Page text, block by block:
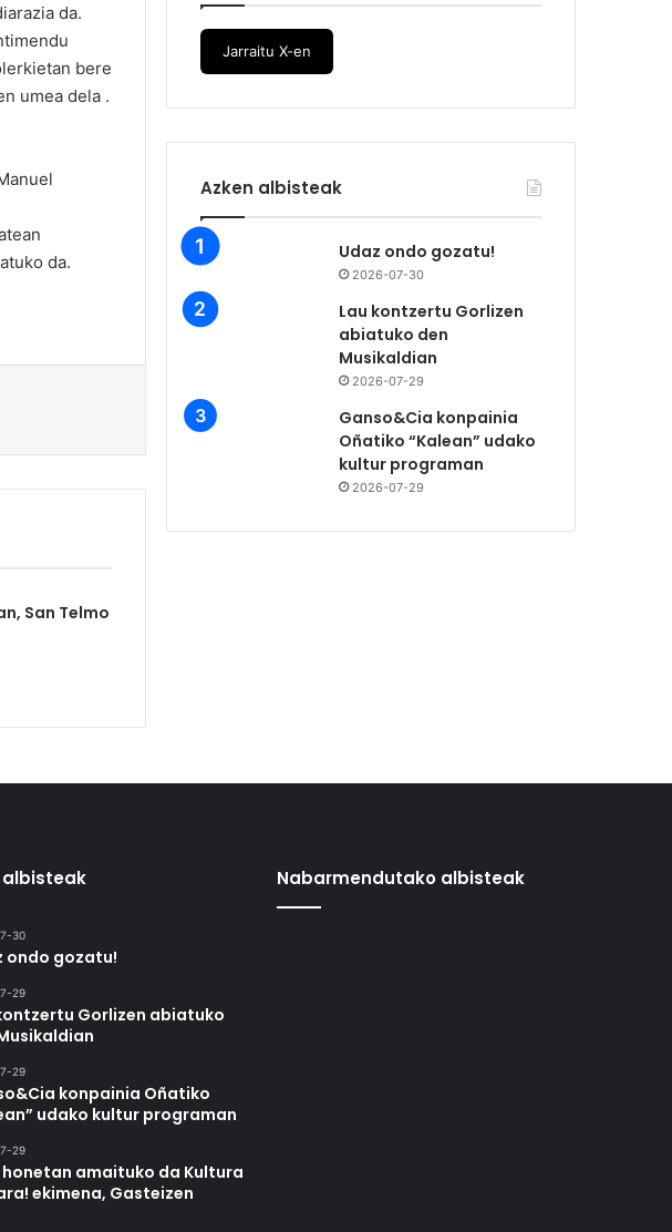
da.
bere
umea dela .
da.
San Telmo
Jarraitu X-en
Azken albisteak
Udaz ondo gozatu!
2026-07-30
Lau kontzertu Gorlizen
abiatuko den
Musikaldian
2026-07-29
Ganso&Cia konpainia
Oñatiko “Kalean” udako
kultur programan
2026-07-29
albisteak
30
ondo gozatu!
29
Gorlizen abiatuko
29
konpainia Oñatiko
udako kultur programan
29
amaituko da Kultura
ekimena, Gasteizen
Nabarmendutako albisteak